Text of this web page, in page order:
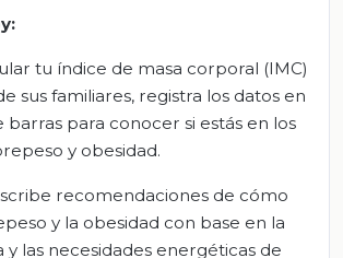
tu índice de masa corporal (IMC)
sus familiares, registra los datos en
barras para conocer si estás en los
y obesidad.
recomendaciones de cómo
y la obesidad con base en la
las necesidades energéticas de